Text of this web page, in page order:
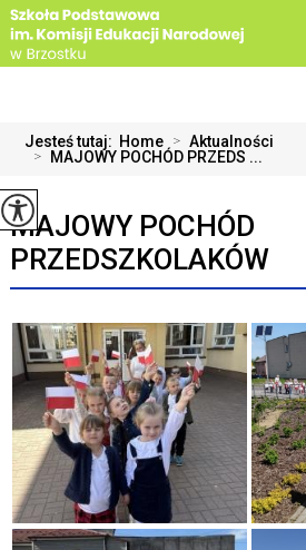
Jesteś tutaj: Home > Aktualności
> MAJOWY POCHÓD PRZEDS ...
MAJOWY POCHÓD
PRZEDSZKOLAKÓW